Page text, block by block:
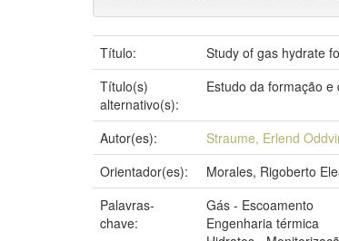
Título:
Study of gas hydrate
Título(s)
alternativo(s):
Estudo da formação
Autor(es):
Straume, Erlend
Orientador(es):
Morales, Rigoberto
Palavras-
chave:
Gás - Escoamento
Engenharia térmica